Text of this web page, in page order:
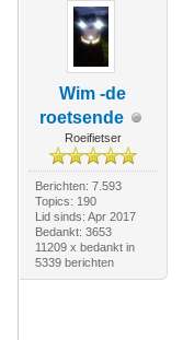
Wim -de
roetsende
Roeifietser
Berichten: 7.593
Topics: 190
Lid sinds: Apr 2017
Bedankt: 3653
11209 x bedankt in
5339 berichten